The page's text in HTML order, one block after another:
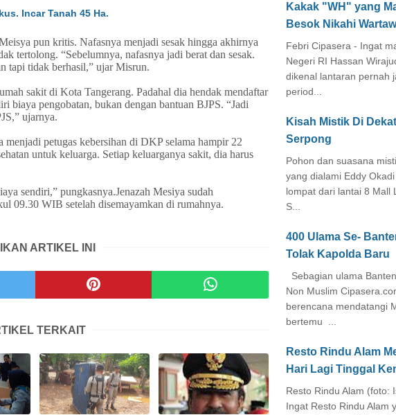
Incar Tanah 45 Ha.
pun kritis. Nafasnya menjadi sesak hingga akhirnya
tertolong. “Sebelumnya, nafasnya jadi berat dan sesak.
tapi tidak berhasil,” ujar Misrun.
sakit di Kota Tangerang. Padahal dia hendak mendaftar
biaya pengobatan, bukan dengan bantuan BJPS. “Jadi
ujarnya.
petugas kebersihan di DKP selama hampir 22
untuk keluarga. Setiap keluarganya sakit, dia harus
sendiri,” pungkasnya.Jenazah Mesiya sudah
09.30 WIB setelah disemayamkan di rumahnya.
ARTIKEL INI
TERKAIT
Kakak "WH" yang
Besok Nikahi
Febri Cipasera - Ingat
Negeri RI Hassan
dikenal lantaran pernah
period...
Kisah Mistik Di
Serpong
Pohon dan suasana
yang dialami Eddy
lompat dari lantai 8 Mall
S...
400 Ulama Se-
Tolak Kapolda Baru
Sebagian ulama
Non Muslim
berencana mendatangi
bertemu ...
Resto Rindu Alam
Hari Lagi Tinggal
Resto Rindu Alam (foto:
Ingat Resto Rindu Alam